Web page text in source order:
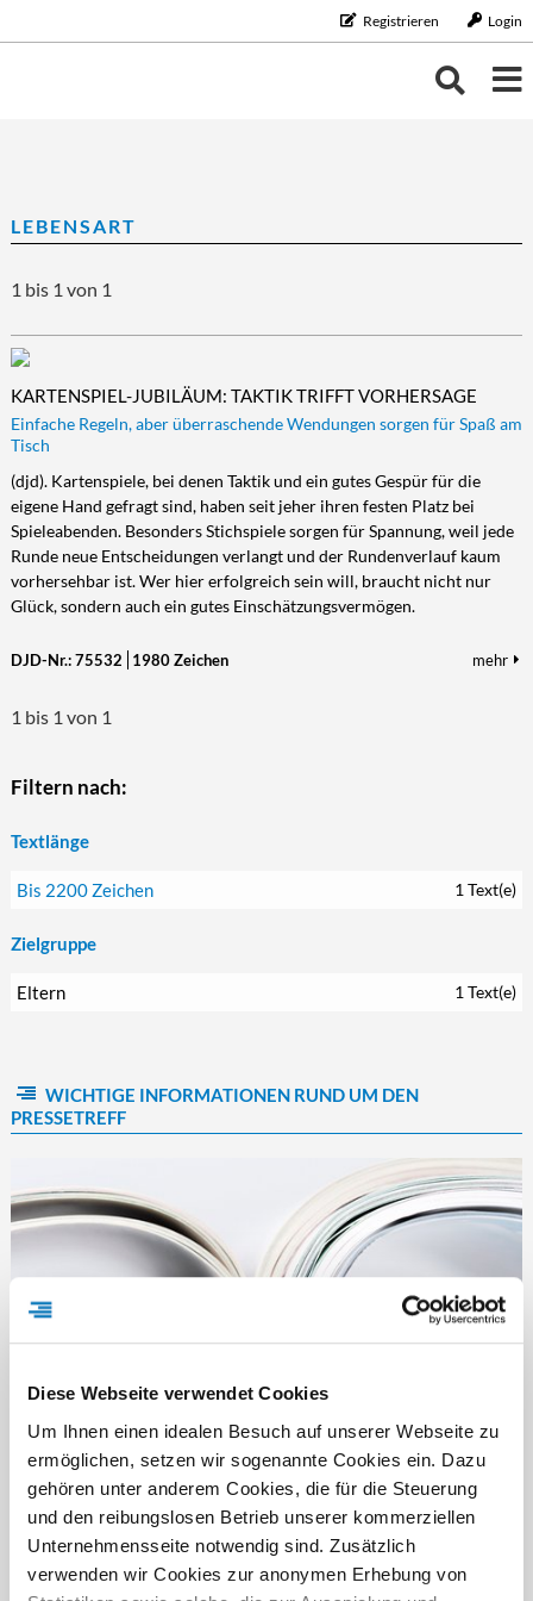
Diese Webseite verwendet Cookies
Um Ihnen einen idealen Besuch auf unserer Webseite zu
ermöglichen, setzen wir sogenannte Cookies ein. Dazu
gehören unter anderem Cookies, die für die Steuerung
und den reibungslosen Betrieb unserer kommerziellen
Unternehmensseite notwendig sind. Zusätzlich
verwenden wir Cookies zur anonymen Erhebung von
Registrieren Login
BILDUNG/BERUF
Aus-/Weiterbildung
Karriere
Ernährung
Diät/Gesunde Ernährung
FAMILIE/HAUSHALT
Familie/Haushalt
Tiere
GELD
Wirtschaft/Recht
Gesundheit
Vorsorge
Zahngesundheit
LEBENSART
Beauty
Freizeit
Kultur/Literatur
Mode
Trendy
MOBILES LEBEN
Mobiles Leben
Auto/Motorrad
Fahrrad/E-Bike
Mobilität
REISE/TOURISTIK
Reise/Touristik
Landschaft/Berge
Meer
RUND UMS HAUS
Rund ums Haus
Garten
Wohnen/Leben
TECHNIK
Technik
Digitalisierung/Multimedia
LEBENSART
1 bis 1 von 1
KARTENSPIEL-JUBILÄUM: TAKTIK TRIFFT VORHERSAGE
Einfache Regeln, aber überraschende Wendungen sorgen für Spaß am
Tisch
(djd). Kartenspiele, bei denen Taktik und ein gutes Gespür für die
eigene Hand gefragt sind, haben seit jeher ihren festen Platz bei
Spieleabenden. Besonders Stichspiele sorgen für Spannung, weil jede
Runde neue Entscheidungen verlangt und der Rundenverlauf kaum
vorhersehbar ist. Wer hier erfolgreich sein will, braucht nicht nur
Glück, sondern auch ein gutes Einschätzungsvermögen.
DJD-Nr.: 75532 1980 Zeichen mehr
1 bis 1 von 1
Filtern nach:
Textlänge
Bis 2200 Zeichen 1 Text(e)
Zielgruppe
Eltern 1 Text(e)
WICHTIGE INFORMATIONEN RUND UM DEN
PRESSETREFF
FÜR WEN IST DER PRESSETREFF?
Der Pressetreff ist ein Fachportal für freie und feste Redakteure,